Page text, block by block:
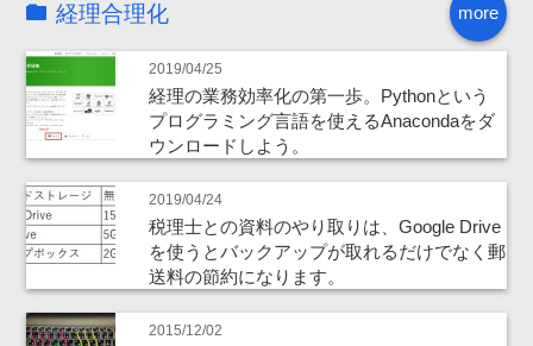
more
経理合理化
2019/04/25
経理の業務効率化の第一歩。Pythonという
プログラミング言語を使えるAnacondaをダ
ウンロードしよう。
2019/04/24
税理士との資料のやり取りは、Google Drive
を使うとバックアップが取れるだけでなく郵
送料の節約になります。
2015/12/02